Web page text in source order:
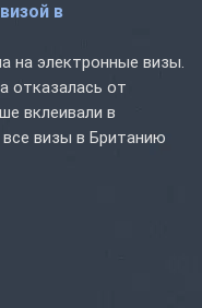
в
на электронные визы.
отказалась от
вклеивали в
все визы в Британию